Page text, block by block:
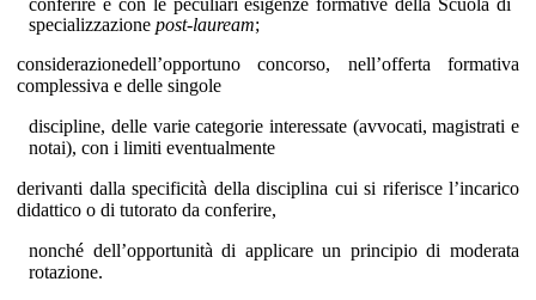
specializzazionepost-lauream;
considerazionedell’opportuno concorso, nell’offerta formativa
complessiva e delle singole
discipline, delle varie categorie interessate (avvocati, magistrati e
notai), con i limiti eventualmente
derivanti dalla specificità della disciplina cui si riferisce l’incarico
didattico o di tutorato da conferire,
nonché dell’opportunità di applicare un principio di moderata
rotazione.